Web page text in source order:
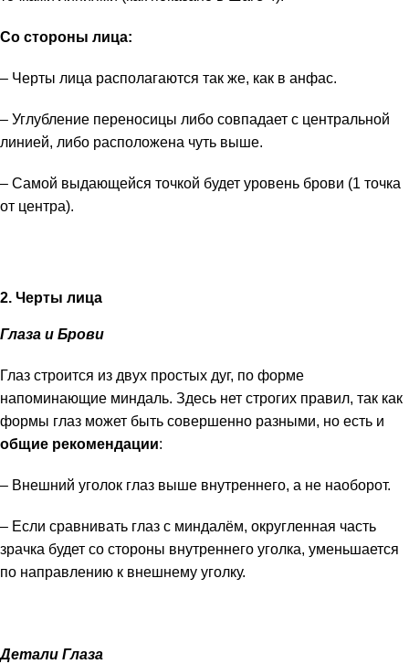
Со стороны лица:
– Черты лица располагаются так же, как в анфас.
– Углубление переносицы либо совпадает с центральной
линией, либо расположена чуть выше.
– Самой выдающейся точкой будет уровень брови (1 точка
от центра).
2. Черты лица
Глаза и Брови
Глаз строится из двух простых дуг, по форме
напоминающие миндаль. Здесь нет строгих правил, так как
формы глаз может быть совершенно разными, но есть и
общие рекомендации:
– Внешний уголок глаз выше внутреннего, а не наоборот.
– Если сравнивать глаз с миндалём, округленная часть
зрачка будет со стороны внутреннего уголка, уменьшается
по направлению к внешнему уголку.
Детали Глаза